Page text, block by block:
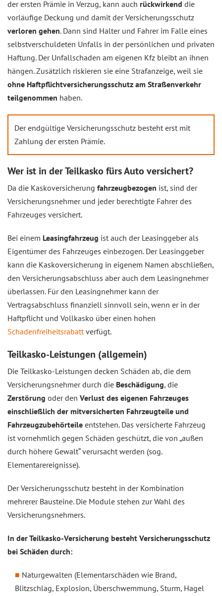
der ersten Prämie in Verzug, kann auch rückwirkend die
vorläufige Deckung und damit der Versicherungsschutz
verloren gehen. Dann sind Halter und Fahrer im Falle eines
selbstverschuldeten Unfalls in der persönlichen und privaten
Haftung. Der Unfallschaden am eigenen Kfz bleibt an ihnen
hängen. Zusätzlich riskieren sie eine Strafanzeige, weil sie
ohne Haftpflichtversicherungsschutz am Straßenverkehr
teilgenommen haben.
Der endgültige Versicherungsschutz besteht erst mit
Zahlung der ersten Prämie.
Wer ist in der Teilkasko fürs Auto versichert?
Da die Kaskoversicherung fahrzeugbezogen ist, sind der
Versicherungsnehmer und jeder berechtigte Fahrer des
Fahrzeuges versichert.
Bei einem Leasingfahrzeug ist auch der Leasinggeber als
Eigentümer des Fahrzeuges einbezogen. Der Leasinggeber
kann die Kaskoversicherung in eigenem Namen abschließen,
den Versicherungsabschluss aber auch dem Leasingnehmer
überlassen. Für den Leasingnehmer kann der
Vertragsabschluss finanziell sinnvoll sein, wenn er in der
Haftpflicht und Vollkasko über einen hohen
Schadenfreiheitsrabattverfügt.
Teilkasko-Leistungen (allgemein)
Die Teilkasko-Leistungen decken Schäden ab, die dem
Versicherungsnehmer durch die Beschädigung, die
Zerstörung oder den Verlust des eigenen Fahrzeuges
einschließlich der mitversicherten Fahrzeugteile und
Fahrzeugzubehörteile entstehen. Das versicherte Fahrzeug
ist vornehmlich gegen Schäden geschützt, die von „außen
durch höhere Gewalt“ verursacht werden (sog.
Elementarereignisse).
Der Versicherungsschutz besteht in der Kombination
mehrerer Bausteine. Die Module stehen zur Wahl des
Versicherungsnehmers.
In der Teilkasko-Versicherung besteht Versicherungsschutz
bei Schäden durch:
Naturgewalten (Elementarschäden wie Brand,
Blitzschlag, Explosion, Überschwemmung, Sturm, Hagel